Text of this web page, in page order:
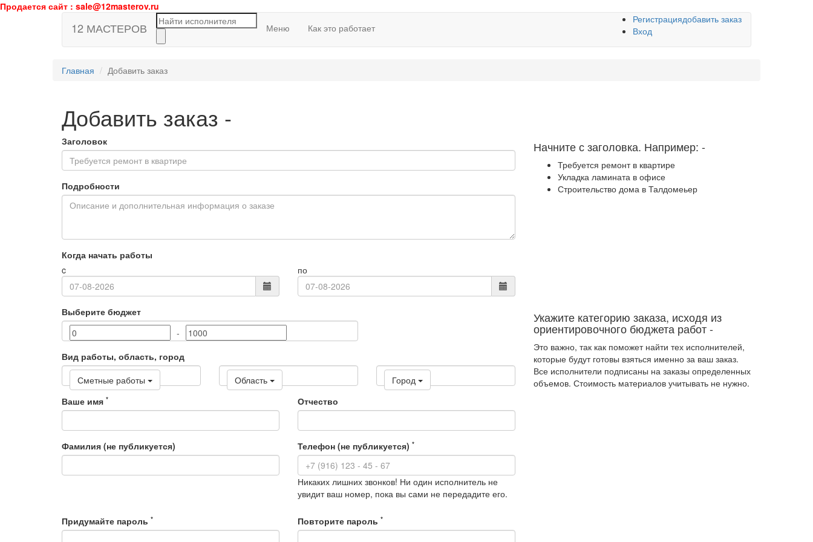
Продается сайт : sale@12masterov.ru
12 МАСТЕРОВ
Регистрация
Вход
добавить заказ
Меню Как это работает
Главная Добавить заказ
Добавить заказ -
Заголовок
Подробности
Когда начать работы
c
по
Начните с заголовка. Например: -
Требуется ремонт в квартире
Укладка ламината в офисе
Строительство дома в Талдомеьер
Выберите бюджет
-
Вид работы, область, город
Сметные работы
Область
Город
Ваше имя * Отчество
Фамилия (не публикуется) Телефон (не публикуется) *
Никаких лишних звонков! Ни один исполнитель не
увидит ваш номер, пока вы сами не передадите его.
Придумайте пароль * Повторите пароль *
Укажите категорию заказа, исходя из
ориентировочного бюджета работ-
Это важно, так как поможет найти тех исполнителей,
которые будут готовы взяться именно за ваш заказ.
Все исполнители подписаны на заказы определенных
объемов. Стоимость материалов учитывать не нужно.